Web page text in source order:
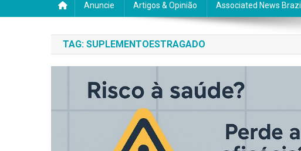
Anuncie Artigos & Opinião Associated News Brazil
TAG: SUPLEMENTOESTRAGADO